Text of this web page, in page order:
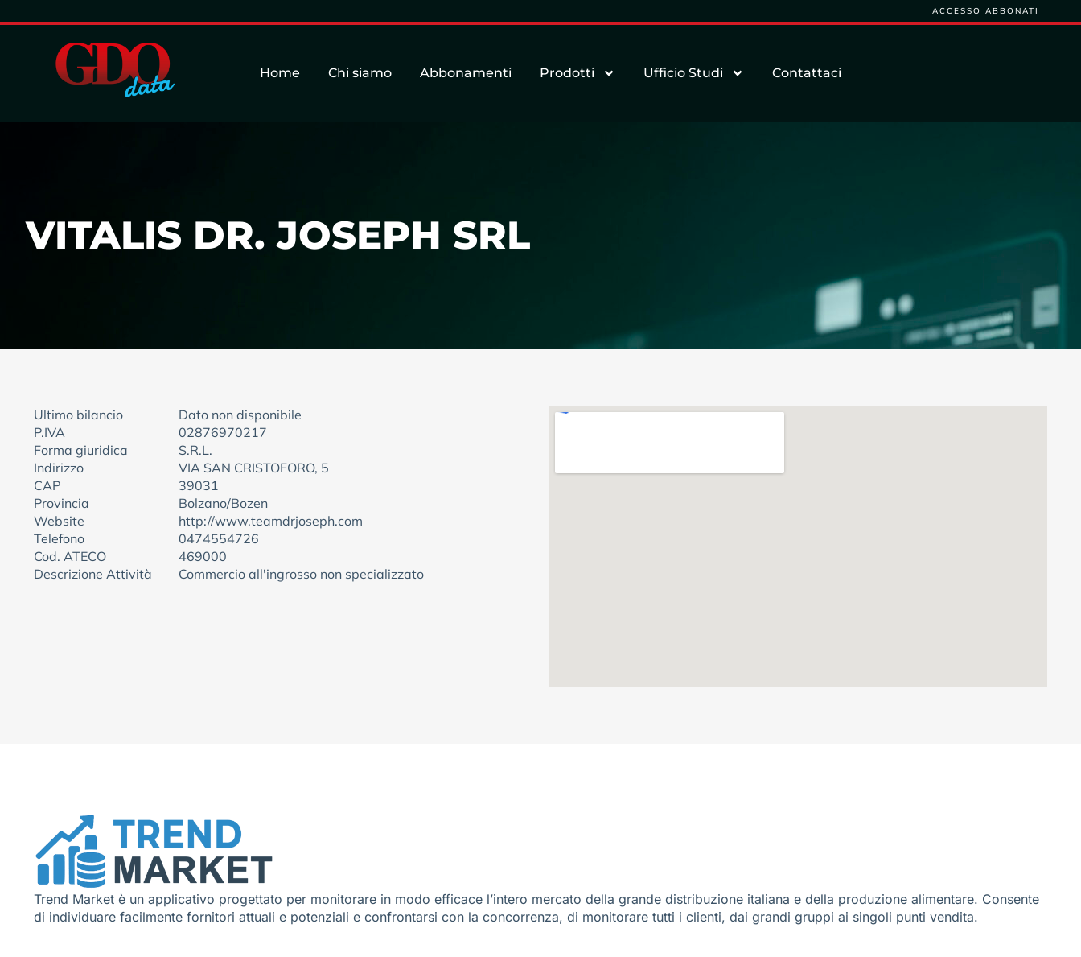
ACCESSO ABBONATI
Home Chi siamo Abbonamenti Prodotti Ufficio Studi Contattaci
VITALIS DR. JOSEPH SRL
Ultimo bilancio
Dato non disponibile
P.IVA
02876970217
Forma giuridica
S.R.L.
Indirizzo
VIA SAN CRISTOFORO, 5
CAP
39031
Provincia
Bolzano/Bozen
Website
http://www.teamdrjoseph.com
Telefono
0474554726
Cod. ATECO
469000
Descrizione Attività
Commercio all'ingrosso non specializzato
Trend Market è un applicativo progettato per monitorare in modo efficace l’intero mercato della grande distribuzione italiana e della produzione alimentare. Consente
di individuare facilmente fornitori attuali e potenziali e confrontarsi con la concorrenza, di monitorare tutti i clienti, dai grandi gruppi ai singoli punti vendita.